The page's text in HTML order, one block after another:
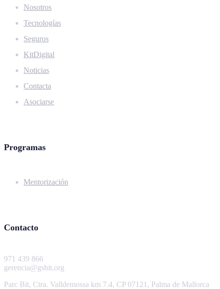
Nosotros
Tecnologías
Seguros
KitDigital
Noticias
Contacta
Asociarse
Programas
Mentorización
Contacto
971 439 866
gerencia@gsbit.org
Parc Bit, Ctra. Valldemossa km 7.4, CP 07121, Palma de Mallorca